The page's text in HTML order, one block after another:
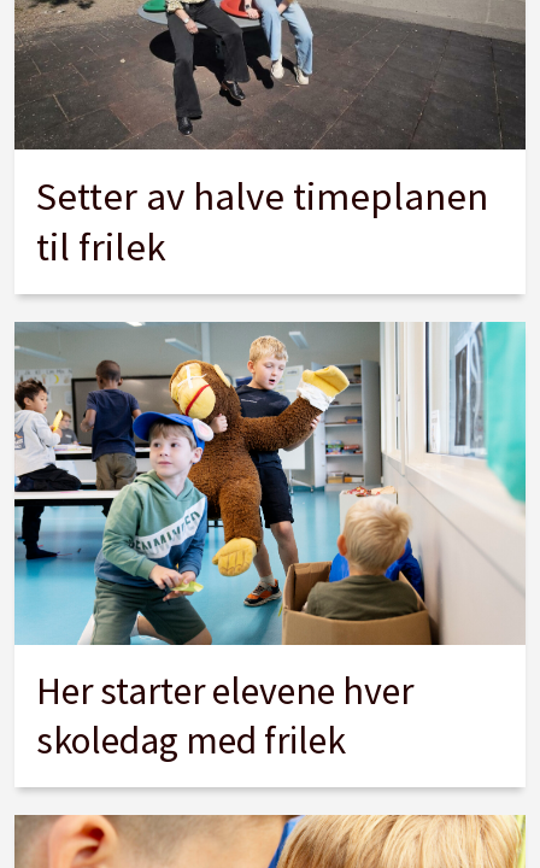
Setter av halve timeplanen
til frilek
Her starter elevene hver
skoledag med frilek